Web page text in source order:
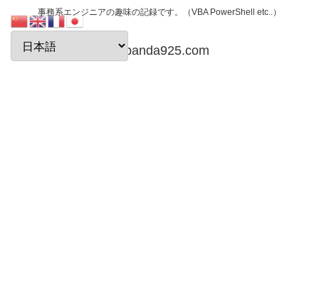
事務系エンジニアの趣味の記録です。（VBA PowerShell etc..）
papanda925.com